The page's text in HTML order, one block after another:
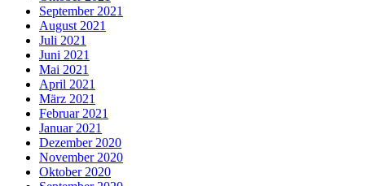
September 2021
August 2021
Juli 2021
Juni 2021
Mai 2021
April 2021
März 2021
Februar 2021
Januar 2021
Dezember 2020
November 2020
Oktober 2020